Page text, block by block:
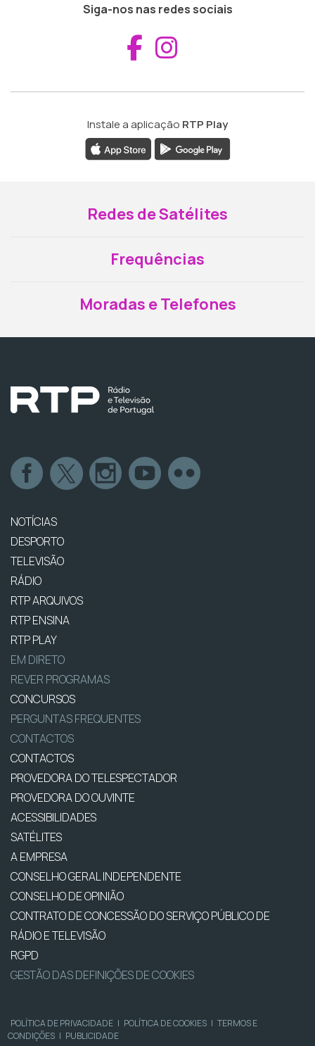
Siga-nos nas redes sociais
Aceder ao
Instale a aplicação RTP Play
Redes de Satélites
Frequências
Moradas e Telefones
NOTÍCIAS
DESPORTO
TELEVISÃO
RÁDIO
RTP ARQUIVOS
RTP ENSINA
RTP PLAY
EM DIRETO
REVER PROGRAMAS
CONCURSOS
PERGUNTAS FREQUENTES
CONTACTOS
CONTACTOS
PROVEDORA DO TELESPECTADOR
PROVEDORA DO OUVINTE
ACESSIBILIDADES
SATÉLITES
A EMPRESA
CONSELHO GERAL INDEPENDENTE
CONSELHO DE OPINIÃO
CONTRATO DE CONCESSÃO DO SERVIÇO PÚBLICO DE
RÁDIO E TELEVISÃO
RGPD
GESTÃO DAS DEFINIÇÕES DE COOKIES
POLÍTICA DE PRIVACIDADE | POLÍTICA DE COOKIES | TERMOS E
CONDIÇÕES | PUBLICIDADE